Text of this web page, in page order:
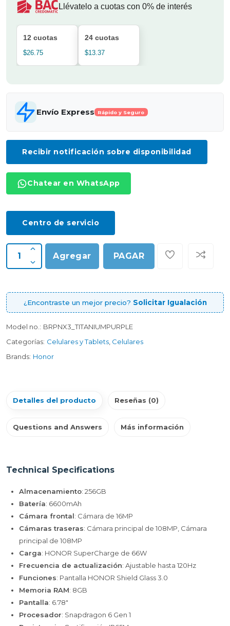
Llévatelo a cuotas con 0% de interés
12 cuotas
$26.75
24 cuotas
$13.37
Envío Express Rápido y Seguro
Recibir notificación sobre disponibilidad
Chatear en WhatsApp
Centro de servicio
Agregar PAGAR
¿Encontraste un mejor precio? Solicitar Igualación
Model no.: BRPNX3_TITANIUMPURPLE
Categorías: Celulares y Tablets Celulares
Brands: Honor
Detalles del producto Reseñas (0)
Questions and Answers Más información
Technical Specifications
Almacenamiento: 256GB
Batería: 6600mAh
Cámara frontal: Cámara de 16MP
Cámaras traseras: Cámara principal de 108MP, Cámara
principal de 108MP
Carga: HONOR SuperCharge de 66W
Frecuencia de actualización: Ajustable hasta 120Hz
Funciones: Pantalla HONOR Shield Glass 3.0
Memoria RAM: 8GB
Pantalla: 6.78"
Procesador: Snapdragon 6 Gen 1